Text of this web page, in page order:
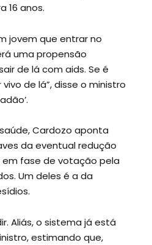
16 anos.
jovem que entrar no
uma propensão
de lá com aids. Se é
de lá”, disse o ministro
Cardozo aponta
da eventual redução
fase de votação pela
Um deles é a da
Aliás, o sistema já está
estimando que,